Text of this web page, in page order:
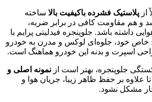
پلاستیک فشرده باکیفیت بالا ساخته
و هم مقاومت کافی در برابر ضربه،
داشته باشد. جلوپنجره فیدلیتی پرایم با
خود، جلوه‌ای لوکس و مدرن به خودرو
اسپرت و بدنه این خودرو هماهنگ است.
جلوپنجره، بهتر است از نمونه اصلی و
تا علاوه بر حفظ ظاهر زیبا، جریان هوا و
مشکل نشود.